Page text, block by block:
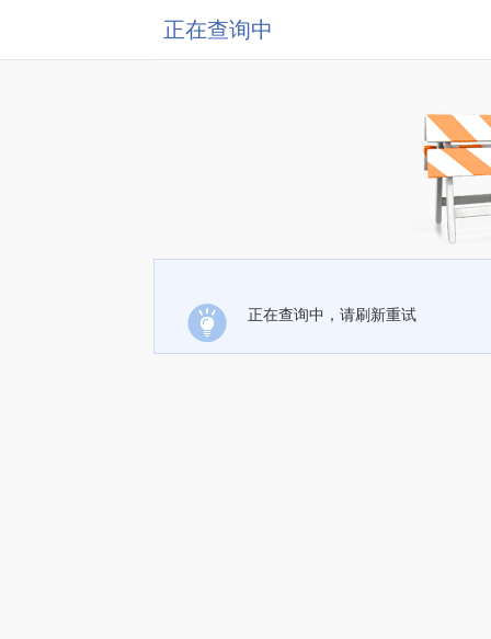
正在查询中
正在查询中，请刷新重试